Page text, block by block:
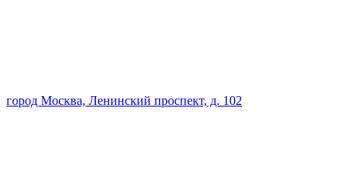
город Москва, Ленинский проспект, д. 102